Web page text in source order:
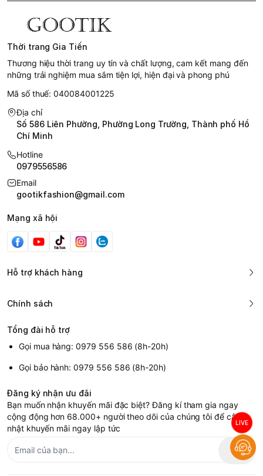
Thời trang Gia Tiến
Thương hiệu thời trang uy tín và chất lượng, cam kết mang đến
những trải nghiệm mua sắm tiện lợi, hiện đại và phong phú
Mã số thuế: 040084001225
Địa chỉ
Số 586 Liên Phường, Phường Long Trường, Thành phố Hồ
Chí Minh
Hotline
0979556586
Email
gootikfashion@gmail.com
Mạng xã hội
Hỗ trợ khách hàng
Chính sách
Tổng đài hỗ trợ
Gọi mua hàng: 0979 556 586 (8h-20h)
Gọi bảo hành: 0979 556 586 (8h-20h)
Đăng ký nhận ưu đãi
Bạn muốn nhận khuyến mãi đặc biệt? Đăng kí tham gia ngay
cộng động hơn 68.000+ người theo dõi của chúng tôi để cập
nhật khuyến mãi ngay lập tức
LIVE